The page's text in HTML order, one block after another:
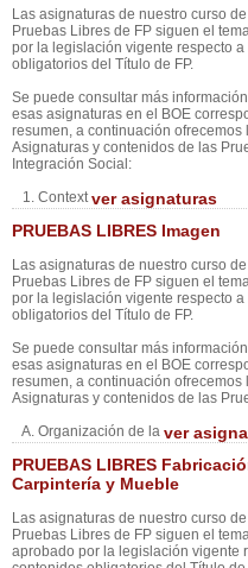
Las asignaturas de nuestro curso
Pruebas Libres de FP siguen el
por la legislación vigente respecto
obligatorios del Título de FP.
Se puede consultar más
esas asignaturas en el BOE
resumen, a continuación ofrecemos
Asignaturas y contenidos de las
Integración Social:
1. Contextver asignaturas
PRUEBAS LIBRES Imagen
Las asignaturas de nuestro curso
Pruebas Libres de FP siguen el
por la legislación vigente respecto
obligatorios del Título de FP.
Se puede consultar más
esas asignaturas en el BOE
resumen, a continuación ofrecemos
Asignaturas y contenidos de las
A. Organización de la ver
PRUEBAS LIBRES
Carpintería y Mueble
Las asignaturas de nuestro curso
Pruebas Libres de FP siguen el
aprobado por la legislación vigente